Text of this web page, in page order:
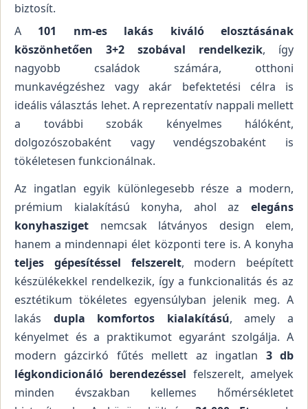
biztosít.
A 101 nm-es lakás kiváló elosztásának
köszönhetően 3+2 szobával rendelkezik, így
nagyobb családok számára, otthoni
munkavégzéshez vagy akár befektetési célra is
ideális választás lehet. A reprezentatív nappali mellett
a további szobák kényelmes hálóként,
dolgozószobaként vagy vendégszobaként is
tökéletesen funkcionálnak.
Az ingatlan egyik különlegesebb része a modern,
prémium kialakítású konyha, ahol az elegáns
konyhasziget nemcsak látványos design elem,
hanem a mindennapi élet központi tere is. A konyha
teljes gépesítéssel felszerelt, modern beépített
készülékekkel rendelkezik, így a funkcionalitás és az
esztétikum tökéletes egyensúlyban jelenik meg. A
lakás dupla komfortos kialakítású, amely a
kényelmet és a praktikumot egyaránt szolgálja. A
modern gázcirkó fűtés mellett az ingatlan 3 db
légkondicionáló berendezéssel felszerelt, amelyek
minden évszakban kellemes hőmérsékletet